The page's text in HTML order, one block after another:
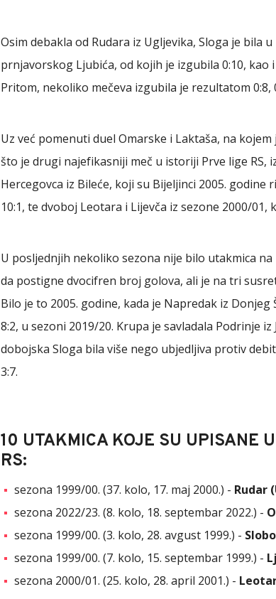
Osim debakla od Rudara iz Ugljevika, Sloga je bila
prnjavorskog Ljubića, od kojih je izgubila 0:10, kao
Pritom, nekoliko mečeva izgubila je rezultatom 0:8,
Uz već pomenuti duel Omarske i Laktaša, na
što je drugi najefikasniji meč u istoriji Prve lige RS,
Hercegovca iz Bileće, koji su Bijeljinci 2005.
10:1, te dvoboj Leotara i Lijevča iz sezone 2000/01,
U posljednjih nekoliko sezona nije bilo utakmica
da postigne dvocifren broj golova, ali je na tri
Bilo je to 2005. godine, kada je Napredak iz
8:2, u sezoni 2019/20. Krupa je savladala Podrinje
dobojska Sloga bila više nego ubjedljiva protiv
3:7.
10 UTAKMICA KOJE SU UPISANE
RS:
sezona 1999/00. (37. kolo, 17. maj 2000.) - Rudar
sezona 2022/23. (8. kolo, 18. septembar 2022.) -
sezona 1999/00. (3. kolo, 28. avgust 1999.) -
sezona 1999/00. (7. kolo, 15. septembar 1999.) -
sezona 2000/01. (25. kolo, 28. april 2001.) -